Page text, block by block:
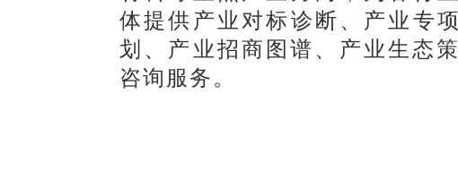
体提供产业对标诊断、产业专
划、产业招商图谱、产业生态
咨询服务。